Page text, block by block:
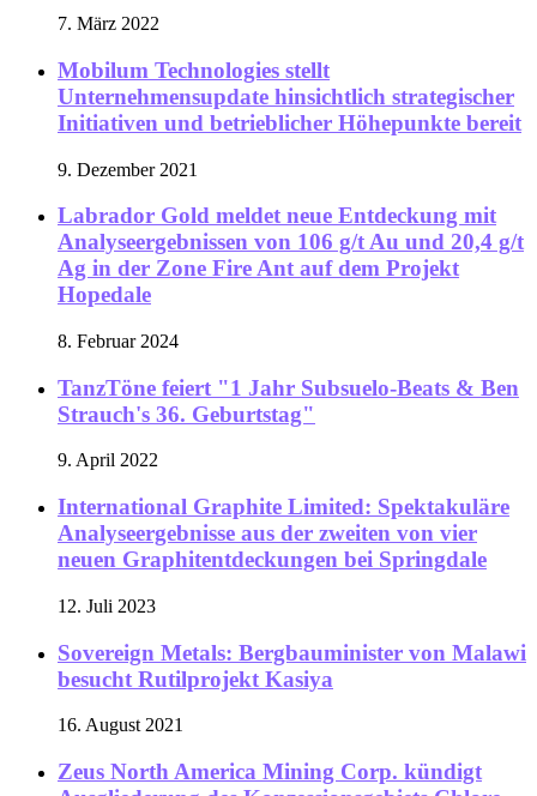
7. März 2022
Mobilum Technologies stellt
Unternehmensupdate hinsichtlich strategischer
Initiativen und betrieblicher Höhepunkte bereit
9. Dezember 2021
Labrador Gold meldet neue Entdeckung mit
Analyseergebnissen von 106 g/t Au und 20,4 g/t
Ag in der Zone Fire Ant auf dem Projekt
Hopedale
8. Februar 2024
TanzTöne feiert "1 Jahr Subsuelo-Beats & Ben
Strauch's 36. Geburtstag"
9. April 2022
International Graphite Limited: Spektakuläre
Analyseergebnisse aus der zweiten von vier
neuen Graphitentdeckungen bei Springdale
12. Juli 2023
Sovereign Metals: Bergbauminister von Malawi
besucht Rutilprojekt Kasiya
16. August 2021
Zeus North America Mining Corp. kündigt